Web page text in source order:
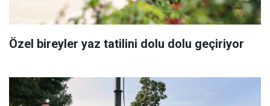
Özel bireyler yaz tatilini dolu dolu geçiriyor